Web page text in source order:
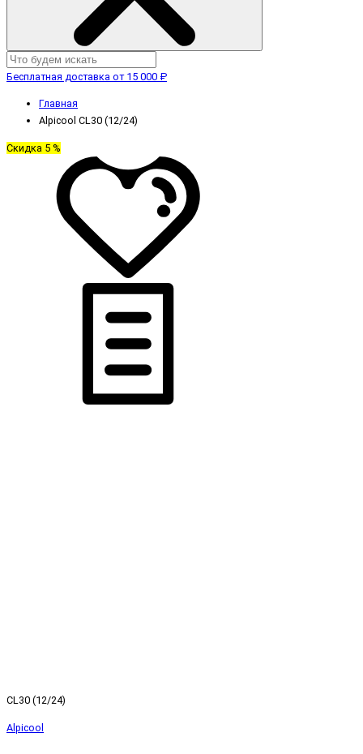
Бесплатная доставка от 15 000 ₽
Главная
Alpicool CL30 (12/24)
Скидка 5 %
CL30 (12/24)
Alpicool